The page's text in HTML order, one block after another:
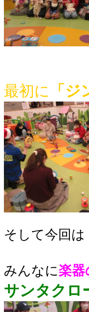
最初に 「ジ
そして今回は
みんなに楽器
サンタクロ